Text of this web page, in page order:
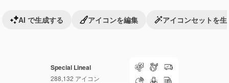
Special Lineal
288,132 アイコン
AI で生成する アイコンを編集 アイコンセットを生